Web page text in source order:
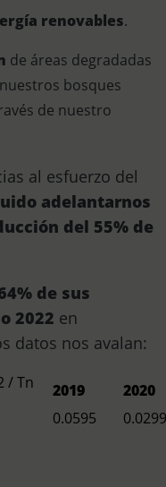
renovables.
de áreas degradadas
bosques
de nuestro
al esfuerzo del
adelantarnos
del 55% de
de sus
2022 en
datos nos avalan:
/ Tn
2019
2020
0.0595
0.0299